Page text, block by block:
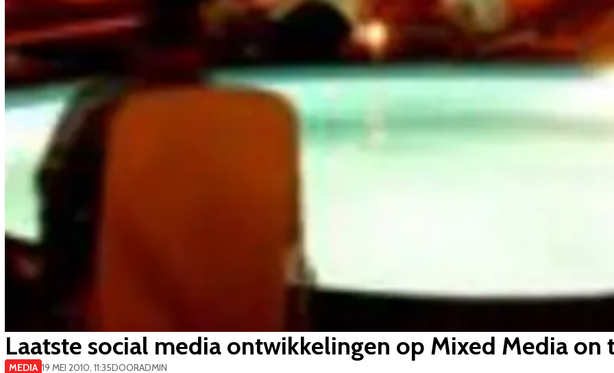
Laatste social media ontwikkelingen op Mixed Media on
MEDIA 19 MEI 2010, 11:35DOORADMIN